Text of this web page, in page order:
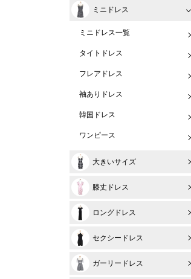
ミニドレス
ミニドレス一覧
タイトドレス
フレアドレス
袖ありドレス
韓国ドレス
ワンピース
大きいサイズ
膝丈ドレス
ロングドレス
セクシードレス
ガーリードレス